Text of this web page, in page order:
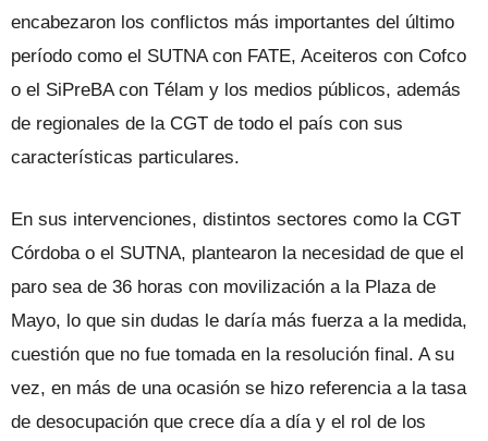
encabezaron los conflictos más importantes del último
período como el SUTNA con FATE, Aceiteros con Cofco
o el SiPreBA con Télam y los medios públicos, además
de regionales de la CGT de todo el país con sus
características particulares.
En sus intervenciones, distintos sectores como la CGT
Córdoba o el SUTNA, plantearon la necesidad de que el
paro sea de 36 horas con movilización a la Plaza de
Mayo, lo que sin dudas le daría más fuerza a la medida,
cuestión que no fue tomada en la resolución final. A su
vez, en más de una ocasión se hizo referencia a la tasa
de desocupación que crece día a día y el rol de los